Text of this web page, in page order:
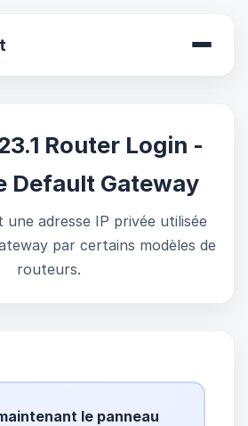
Router Login -
Default Gateway
une adresse IP privée utilisée
par certains modèles de
routeurs.
le panneau